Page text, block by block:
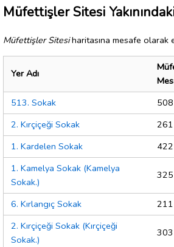
Müfettişler Sitesi
Müfettişler Sitesiharitasına mesafe olarak
Yer Adı
513. Sokak
2. Kırçiçeği Sokak
1. Kardelen Sokak
1. Kamelya Sokak (Kamelya
Sokak.)
6. Kırlangıç Sokak
2. Kırçiçeği Sokak (Kırçiçeği
Sokak.)